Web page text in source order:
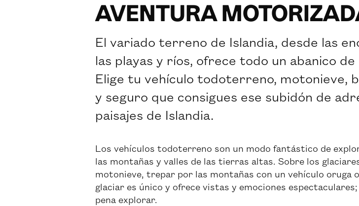
AVENTURA
El variado terreno de Islandia, desde las
las playas y ríos, ofrece todo un abanico
Elige tu vehículo todoterreno, motonieve,
y seguro que consigues ese subidón de
paisajes de Islandia.
Los vehículos todoterreno son un modo fantástico de
las montañas y valles de las tierras altas. Sobre los
motonieve, trepar por las montañas con un vehículo oruga
glaciar es único y ofrece vistas y emociones
pena explorar.